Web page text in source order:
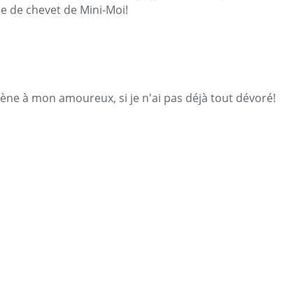
de chevet de Mini-Moi!
à mon amoureux, si je n'ai pas déjà tout dévoré!